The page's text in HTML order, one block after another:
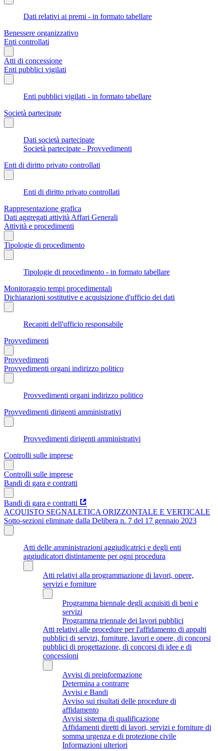
Dati relativi ai premi - in formato tabellare
Benessere organizzativo
Enti controllati
Atti di concessione
Enti pubblici vigilati
Enti pubblici vigilati - in formato tabellare
Società partecipate
Dati società partecipate
Società partecipate - Provvedimenti
Enti di diritto privato controllati
Enti di diritto privato controllati
Rappresentazione grafica
Dati aggregati attività Affari Generali
Attività e procedimenti
Tipologie di procedimento
Tipologie di procedimento - in formato tabellare
Monitoraggio tempi procedimentali
Dichiarazioni sostitutive e acquisizione d'ufficio dei dati
Recapiti dell'ufficio responsabile
Provvedimenti
Provvedimenti
Provvedimenti organi indirizzo politico
Provvedimenti organi indirizzo politico
Provvedimenti dirigenti amministrativi
Provvedimenti dirigenti amministrativi
Controlli sulle imprese
Controlli sulle imprese
Bandi di gara e contratti
Bandi di gara e contratti
ACQUISTO SEGNALETICA ORIZZONTALE E VERTICALE
Sotto-sezioni eliminate dalla Delibera n. 7 del 17 gennaio 2023
Atti delle amministrazioni aggiudicatrici e degli enti
aggiudicatori distintamente per ogni procedura
Atti relativi alla programmazione di lavori, opere,
servizi e forniture
Programma biennale degli acquisiti di beni e
servizi
Programma triennale dei lavori pubblici
Atti relativi alle procedure per l'affidamento di appalti
pubblici di servizi, forniture, lavori e opere, di concorsi
pubblici di progettazione, di concorsi di idee e di
concessioni
Avvisi di preinformazione
Determina a contrarre
Avvisi e Bandi
Avviso sui risultati delle procedure di
affidamento
Avvisi sistema di qualificazione
Affidamenti diretti di lavori, servizi e forniture di
somma urgenza e di protezione civile
Informazioni ulteriori